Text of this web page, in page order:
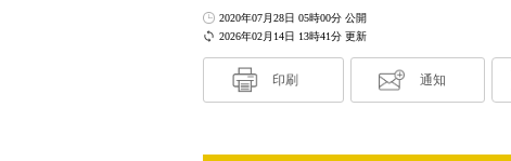
2026年02月14日 13時41分 更新
2020年07月28日 05時00分 公開
印刷 通知